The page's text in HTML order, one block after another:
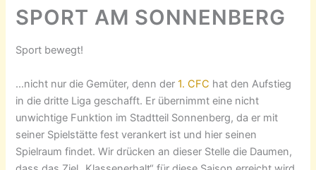
SPORT AM SONNENBERG
Sport bewegt!
…nicht nur die Gemüter, denn der1. CFC hat den Aufstieg
in die dritte Liga geschafft. Er übernimmt eine nicht
unwichtige Funktion im Stadtteil Sonnenberg, da er mit
seiner Spielstätte fest verankert ist und hier seinen
Spielraum findet. Wir drücken an dieser Stelle die Daumen,